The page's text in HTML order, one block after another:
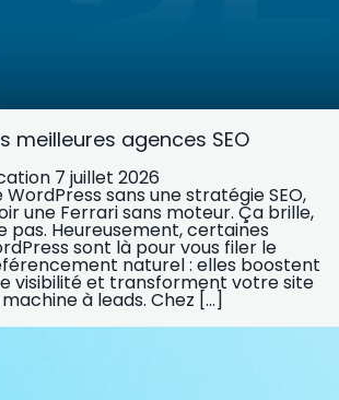
meilleures agences SEO
7 juillet 2026
sans une stratégie SEO,
une Ferrari sans moteur. Ça brille,
pas. Heureusement, certaines
sont là pour vous filer le
naturel : elles boostent
visibilité et transforment votre site
à leads. Chez […]